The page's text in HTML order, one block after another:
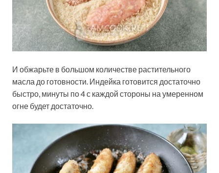
И обжарьте в большом количестве растительного
масла до готовности. Индейка готовится достаточно
быстро, минуты по 4 с каждой стороны на умеренном
огне будет достаточно.